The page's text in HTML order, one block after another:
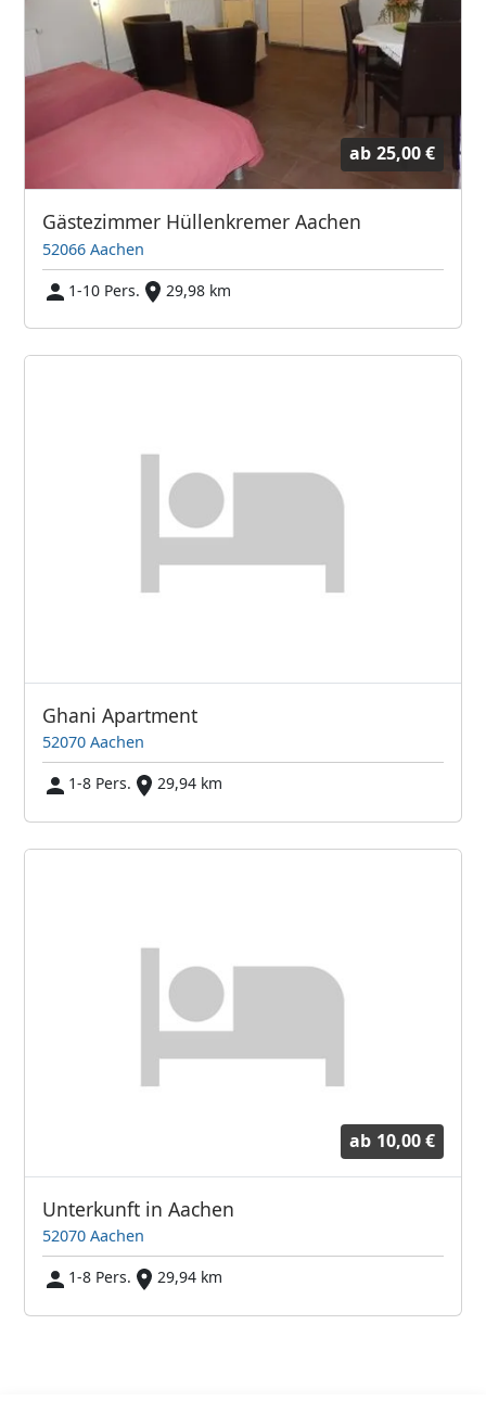
ab 25,00 €
Gästezimmer Hüllenkremer Aachen
52066 Aachen
1-10 Pers.
29,98 km
Ghani Apartment
52070 Aachen
1-8 Pers.
29,94 km
ab 10,00 €
Unterkunft in Aachen
52070 Aachen
1-8 Pers.
29,94 km